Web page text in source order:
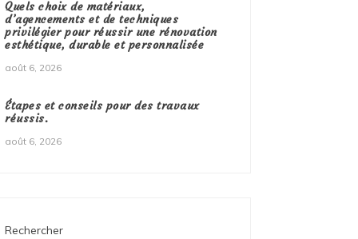
Quels choix de matériaux,
d’agencements et de techniques
privilégier pour réussir une rénovation
esthétique, durable et personnalisée
août 6, 2026
Étapes et conseils pour des travaux
réussis.
août 6, 2026
Rechercher